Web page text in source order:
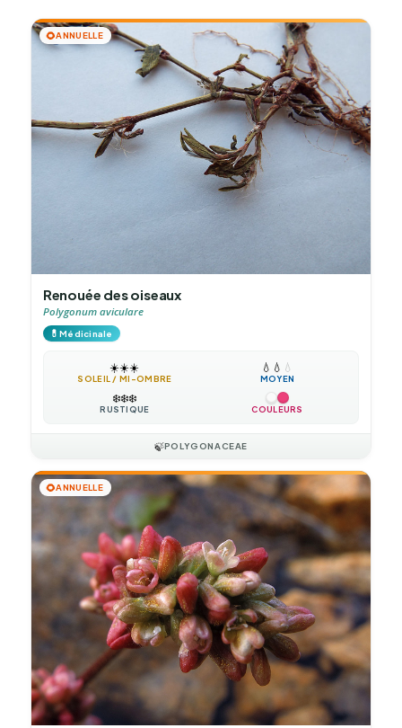
🌻ANNUELLE
Renouée des oiseaux
Polygonum aviculare
💊Médicinale
☀️☀️☀️
SOLEIL / MI-OMBRE
💧 💧 💧
MOYEN
❄️❄️❄️
RUSTIQUE COULEURS
🍃POLYGONACEAE
🌻ANNUELLE